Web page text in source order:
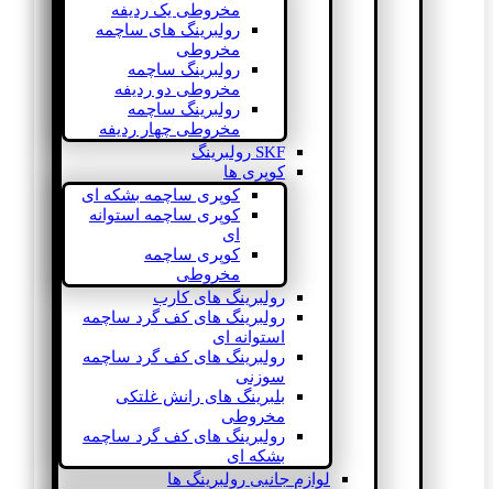
مخروطی یک ردیفه
رولبرینگ های ساچمه
مخروطی
رولبرینگ ساچمه
مخروطی دو ردیفه
رولبرینگ ساچمه
مخروطی چهار ردیفه
SKF رولبرینگ
کوپری ها
کوپری ساچمه بشکه ای
کوپری ساچمه استوانه
ای
کوپری ساچمه
مخروطی
رولبرینگ های کارب
رولبرینگ های کف گرد ساچمه
استوانه ای
رولبرینگ های کف گرد ساچمه
سوزنی
بلبرینگ های رانش غلتکی
مخروطی
رولبرینگ های کف گرد ساچمه
بشکه ای
لوازم جانبی رولبرینگ ها